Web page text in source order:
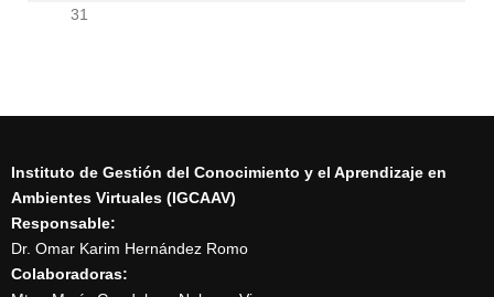
31
Instituto de Gestión del Conocimiento y el Aprendizaje en
Ambientes Virtuales (IGCAAV)
Responsable:
Dr. Omar Karim Hernández Romo
Colaboradoras: